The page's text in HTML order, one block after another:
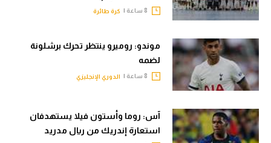
كرة طائرة
موندو: روميرو ينتظر تحرك برشلونة
لضمه
الدوري الإنجليزي
آس: روما وأستون فيلا يستهدفان
استعارة إندريك من ريال مدريد